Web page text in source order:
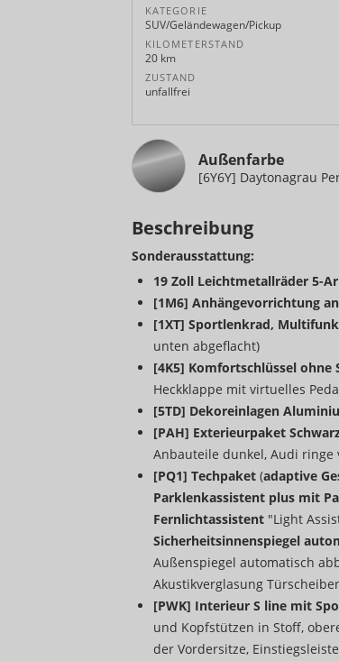
KATEGORIE
SUV/Geländewagen/Pickup
KILOMETERSTAND
20 km
ZUSTAND
unfallfrei
Außenfarbe
[6Y6Y] Daytonagrau
Beschreibung
Sonderausstattung:
19 Zoll Leichtmetallräder 5-
[1M6] Anhängevorrichtung
[1XT] Sportlenkrad,
unten abgeflacht)
[4K5] Komfortschlüssel ohne
Heckklappe mit virtuelles
[5TD] Dekoreinlagen
[PAH] Exterieurpaket
Anbauteile dunkel, Audi
[PQ1] Techpaket (adaptive
Parklenkassistent plus mit
Fernlichtassistent "Light
Sicherheitsinnenspiegel
Außenspiegel automatisch
Akustikverglasung
[PWK] Interieur S line mit
und Kopfstützen in Stoff,
der Vordersitze,